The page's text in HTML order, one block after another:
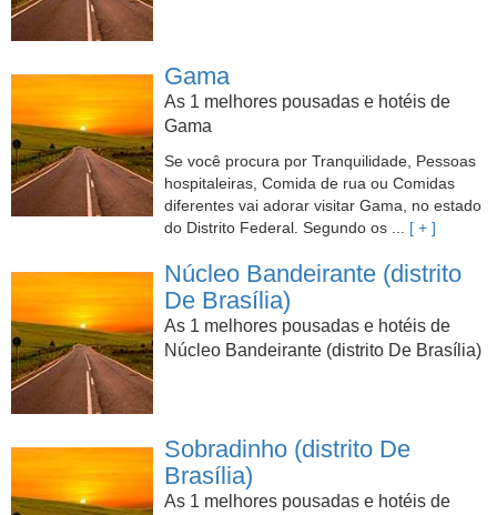
Gama
As 1 melhores pousadas e hotéis de
Gama
Se você procura por Tranquilidade, Pessoas
hospitaleiras, Comida de rua ou Comidas
diferentes vai adorar visitar Gama, no estado
do Distrito Federal. Segundo os ... [ + ]
Núcleo Bandeirante (distrito
De Brasília)
As 1 melhores pousadas e hotéis de
Núcleo Bandeirante (distrito De Brasília)
Sobradinho (distrito De
Brasília)
As 1 melhores pousadas e hotéis de